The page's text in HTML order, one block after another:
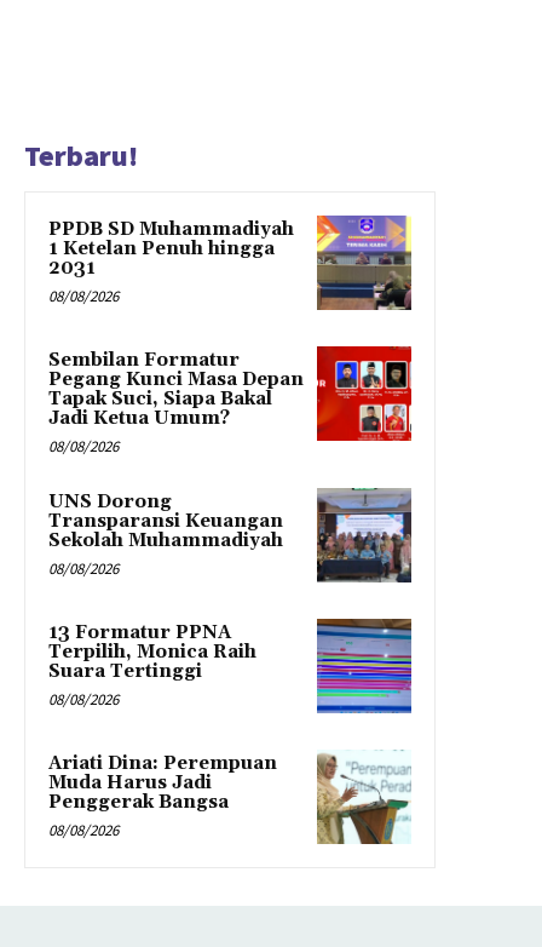
Terbaru!
PPDB SD Muhammadiyah
1 Ketelan Penuh hingga
2031
08/08/2026
Sembilan Formatur
Pegang Kunci Masa Depan
Tapak Suci, Siapa Bakal
Jadi Ketua Umum?
08/08/2026
UNS Dorong
Transparansi Keuangan
Sekolah Muhammadiyah
08/08/2026
13 Formatur PPNA
Terpilih, Monica Raih
Suara Tertinggi
08/08/2026
Ariati Dina: Perempuan
Muda Harus Jadi
Penggerak Bangsa
08/08/2026